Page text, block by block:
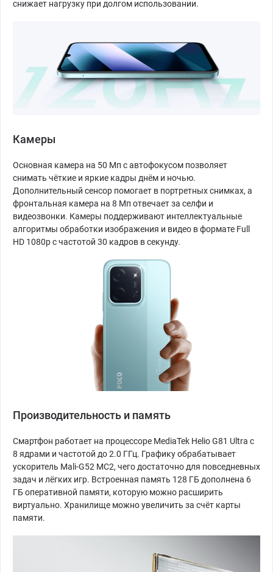
снижает нагрузку при долгом использовании.
Камеры
Основная камера на 50 Мп с автофокусом позволяет
снимать чёткие и яркие кадры днём и ночью.
Дополнительный сенсор помогает в портретных снимках, а
фронтальная камера на 8 Мп отвечает за селфи и
видеозвонки. Камеры поддерживают интеллектуальные
алгоритмы обработки изображения и видео в формате Full
HD 1080p с частотой 30 кадров в секунду.
Производительность и память
Смартфон работает на процессоре MediaTek Helio G81 Ultra с
8 ядрами и частотой до 2.0 ГГц. Графику обрабатывает
ускоритель Mali-G52 MC2, чего достаточно для повседневных
задач и лёгких игр. Встроенная память 128 ГБ дополнена 6
ГБ оперативной памяти, которую можно расширить
виртуально. Хранилище можно увеличить за счёт карты
памяти.